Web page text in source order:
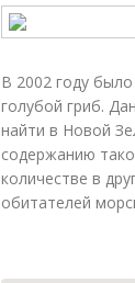
В 2002 году
голубой гриб.
найти в Новой
содержанию
количестве в
обитателей